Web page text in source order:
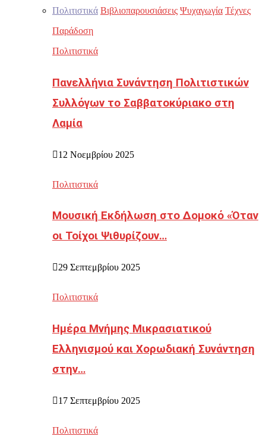
Πολιτιστικά Βιβλιοπαρουσιάσεις Ψυχαγωγία Τέχνες
Παράδοση
Πολιτιστικά
Πανελλήνια Συνάντηση Πολιτιστικών
Συλλόγων το Σαββατοκύριακο στη
Λαμία
12 Νοεμβρίου 2025
Πολιτιστικά
Μουσική Εκδήλωση στο Δομοκό «Όταν
οι Τοίχοι Ψιθυρίζουν…
29 Σεπτεμβρίου 2025
Πολιτιστικά
Ημέρα Μνήμης Μικρασιατικού
Ελληνισμού και Χορωδιακή Συνάντηση
στην…
17 Σεπτεμβρίου 2025
Πολιτιστικά